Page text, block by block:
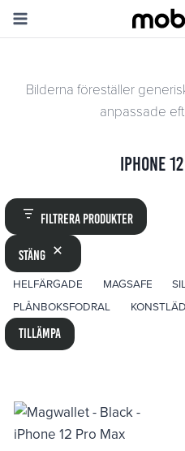
Skip
Bilderna föreställer
anpassade
iPhone
Filtrera produkter
Stäng
ETIKETT
HELFÄRGADE MAGSAFE
PLÅNBOKSFODRAL
Tillämpa